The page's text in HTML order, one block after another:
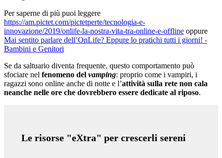
Per saperne di più puoi leggere
https://am.pictet.com/pictetperte/tecnologia-e-
innovazione/2019/onlife-la-nostra-vita-tra-online-e-offline oppure
Mai sentito parlare dell’OnLife? Eppure lo pratichi tutti i giorni! -
Bambini e Genitori
Se da saltuario diventa frequente, questo comportamento può
sfociare nel fenomeno del vamping: proprio come i vampiri, i
ragazzi sono online anche di notte e l’attività sulla rete non cala
neanche nelle ore che dovrebbero essere dedicate al riposo.
Le risorse "eXtra" per crescerli sereni